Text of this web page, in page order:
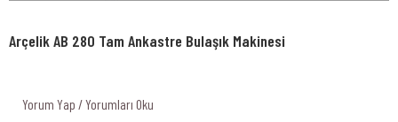
Arçelik AB 280 Tam Ankastre Bulaşık Makinesi
Yorum Yap / Yorumları Oku